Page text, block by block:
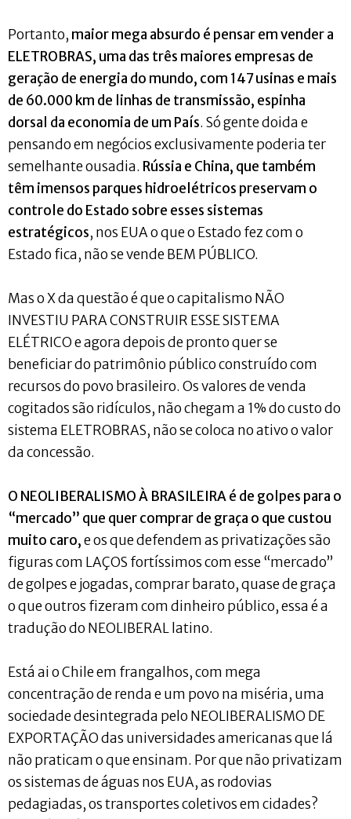
Portanto, maior mega absurdo é pensar em vender a
ELETROBRAS, uma das três maiores empresas de
geração de energia do mundo, com 147 usinas e mais
de 60.000 km de linhas de transmissão, espinha
dorsal da economia de um País. Só gente doida e
pensando em negócios exclusivamente poderia ter
semelhante ousadia. Rússia e China, que também
têm imensos parques hidroelétricos preservam o
controle do Estado sobre esses sistemas
estratégicos, nos EUA o que o Estado fez com o
Estado fica, não se vende BEM PÚBLICO.
Mas o X da questão é que o capitalismo NÃO
INVESTIU PARA CONSTRUIR ESSE SISTEMA
ELÉTRICO e agora depois de pronto quer se
beneficiar do patrimônio público construído com
recursos do povo brasileiro. Os valores de venda
cogitados são ridículos, não chegam a 1% do custo do
sistema ELETROBRAS, não se coloca no ativo o valor
da concessão.
O NEOLIBERALISMO À BRASILEIRA é de golpes para o
“mercado” que quer comprar de graça o que custou
muito caro,e os que defendem as privatizações são
figuras com LAÇOS fortíssimos com esse “mercado”
de golpes e jogadas, comprar barato, quase de graça
o que outros fizeram com dinheiro público, essa é a
tradução do NEOLIBERAL latino.
Está ai o Chile em frangalhos, com mega
concentração de renda e um povo na miséria, uma
sociedade desintegrada pelo NEOLIBERALISMO DE
EXPORTAÇÃO das universidades americanas que lá
não praticam o que ensinam. Por que não privatizam
os sistemas de águas nos EUA, as rodovias
pedagiadas, os transportes coletivos em cidades?